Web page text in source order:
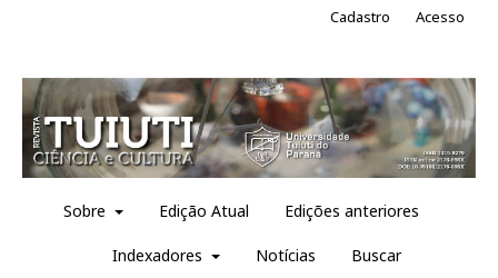
Sobre Edição Atual Edições anteriores
Indexadores Notícias Buscar
Cadastro Acesso